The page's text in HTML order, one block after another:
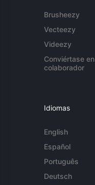
Brusheezy
Vecteezy
Videezy
Conviértase en
colaborador
Idiomas
English
Español
Português
Deutsch